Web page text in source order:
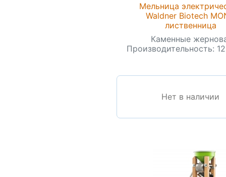
Мельница
Waldner Biotech
лиственница
Каменные
Производительность:
Нет в наличии